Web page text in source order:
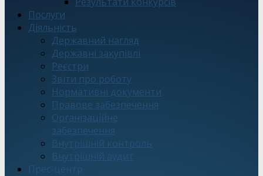
Послуги
Діяльність
Державний нагляд
Державні закупівлі
Реєстри
Звіти про роботу
Нормативні документи
Правове забезпечення
Організаційне
забезпечення
Внутрішній контроль
Внутрішній аудит
Прес-центр